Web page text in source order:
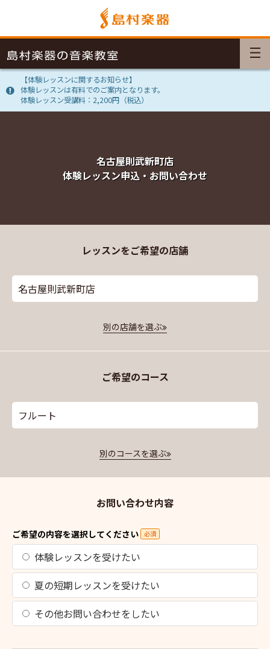
【体験レッスンに関するお知らせ】
体験レッスンは有料でのご案内となります。
体験レッスン受講料：2,200円（税込）
名古屋則武新町店
体験レッスン申込・お問い合わせ
レッスンをご希望の店舗
名古屋則武新町店
別の店舗を選ぶ
ご希望のコース
フルート
別のコースを選ぶ
お問い合わせ内容
ご希望の内容を選択してください 必須
体験レッスンを受けたい
夏の短期レッスンを受けたい
その他お問い合わせをしたい